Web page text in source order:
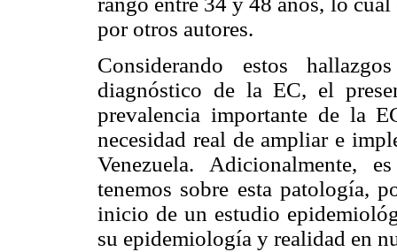
por otros autores.
Considerando estos
diagnóstico de la EC, el
prevalencia importante de la
necesidad real de ampliar e
Venezuela. Adicionalmente,
tenemos sobre esta patología,
inicio de un estudio
su epidemiología y realidad en